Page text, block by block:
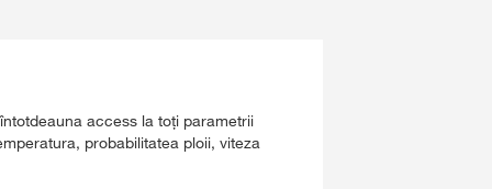
access la toți parametrii
probabilitatea ploii, viteza